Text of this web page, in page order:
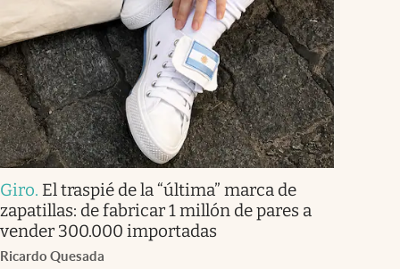
Giro. El traspié de la “última” marca de
zapatillas: de fabricar 1 millón de pares a
vender 300.000 importadas
Ricardo Quesada